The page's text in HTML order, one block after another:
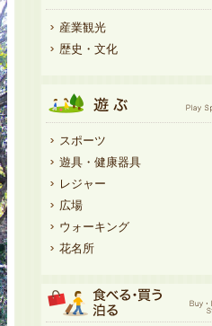
産業観光
歴史・文化
スポーツ
遊具・健康器具
レジャー
広場
ウォーキング
花名所